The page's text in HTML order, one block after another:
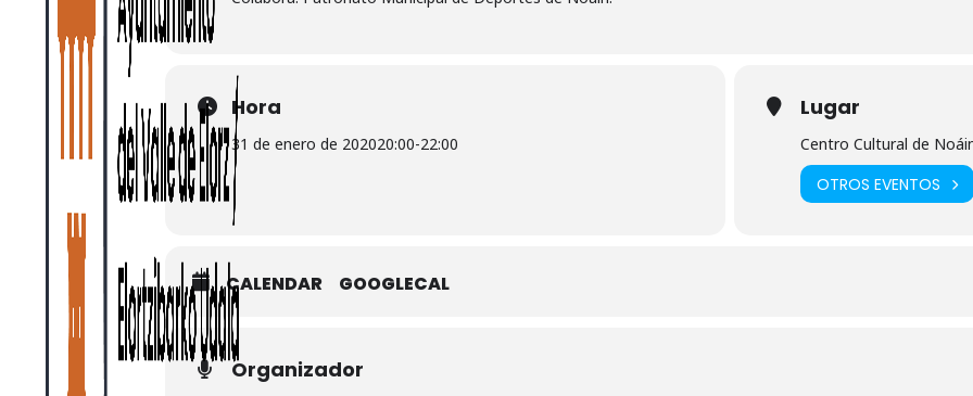
Hora
31 de enero de 202020:00-22:00
Lugar
Centro Cultural de
OTROS EVENTOS
CALENDAR GOOGLECAL
Organizador